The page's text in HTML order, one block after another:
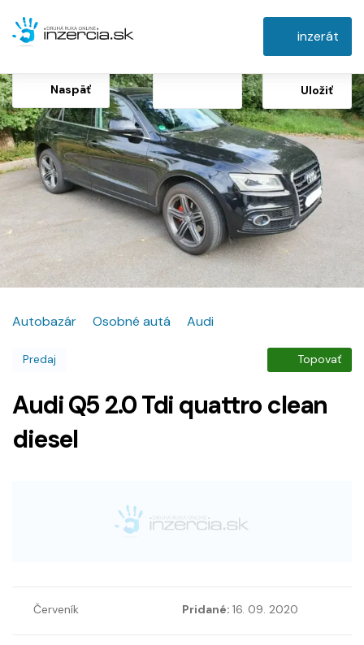
inzerát
Naspäť Uložiť
Autobazár Osobné autá Audi
Predaj Topovať
Audi Q5 2.0 Tdi quattro clean
diesel
Červeník Pridané: 16. 09. 2020